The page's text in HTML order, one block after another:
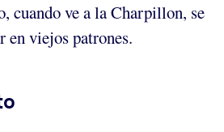
cuando ve a la Charpillon, se
en viejos patrones.